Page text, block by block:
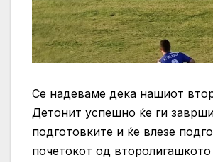
Се надеваме дека нашиот
Детонит успешно ќе ги
подготовките и ќе влезе
почетокот од второлигашкото